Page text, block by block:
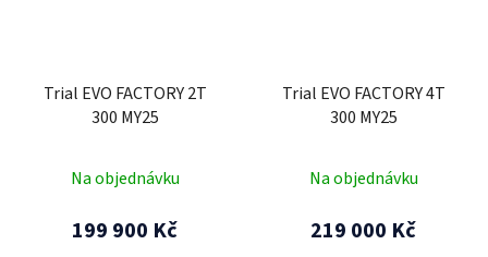
Trial EVO FACTORY 2T
300 MY25
Na objednávku
199 900 Kč
Trial EVO FACTORY 4T
300 MY25
Na objednávku
219 000 Kč